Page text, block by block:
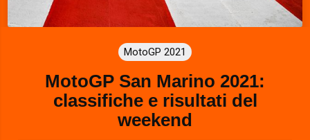
MotoGP 2021
MotoGP San Marino 2021:
classifiche e risultati del
weekend